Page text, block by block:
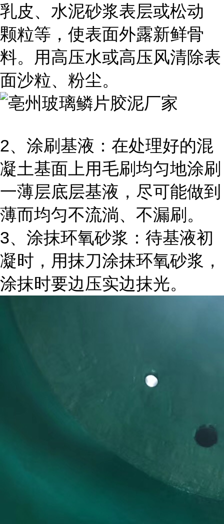
乳皮、水泥砂浆表层或松动
颗粒等，使表面外露新鲜骨
料。用高压水或高压风清除表
面沙粒、粉尘。
2、涂刷基液：在处理好的混
凝土基面上用毛刷均匀地涂刷
一薄层底层基液，尽可能做到
薄而均匀不流淌、不漏刷。
3、涂抹环氧砂浆：待基液初
凝时，用抹刀涂抹环氧砂浆，
涂抹时要边压实边抹光。